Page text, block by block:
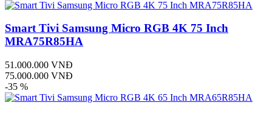
Smart Tivi Samsung Micro RGB 4K 75 Inch
MRA75R85HA
51.000.000 VNĐ
75.000.000 VNĐ
-35 %